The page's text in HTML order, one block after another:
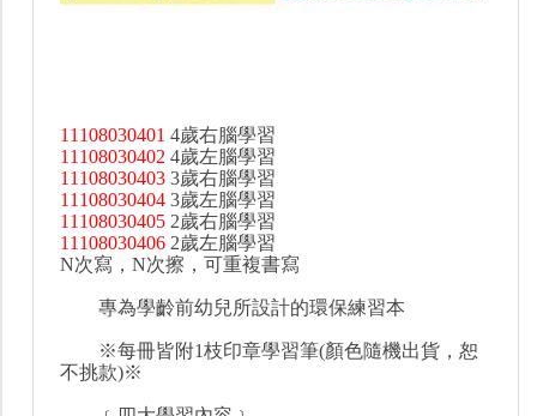
11108030401 4歲右腦學習
11108030402 4歲左腦學習
11108030403 3歲右腦學習
11108030404 3歲左腦學習
11108030405 2歲右腦學習
11108030406 2歲左腦學習
N次寫，N次擦，可重複書寫
專為學齡前幼兒所設計的環保練習本
※每冊皆附1枝印章學習筆(顏色隨機出貨，恕
不挑款)※